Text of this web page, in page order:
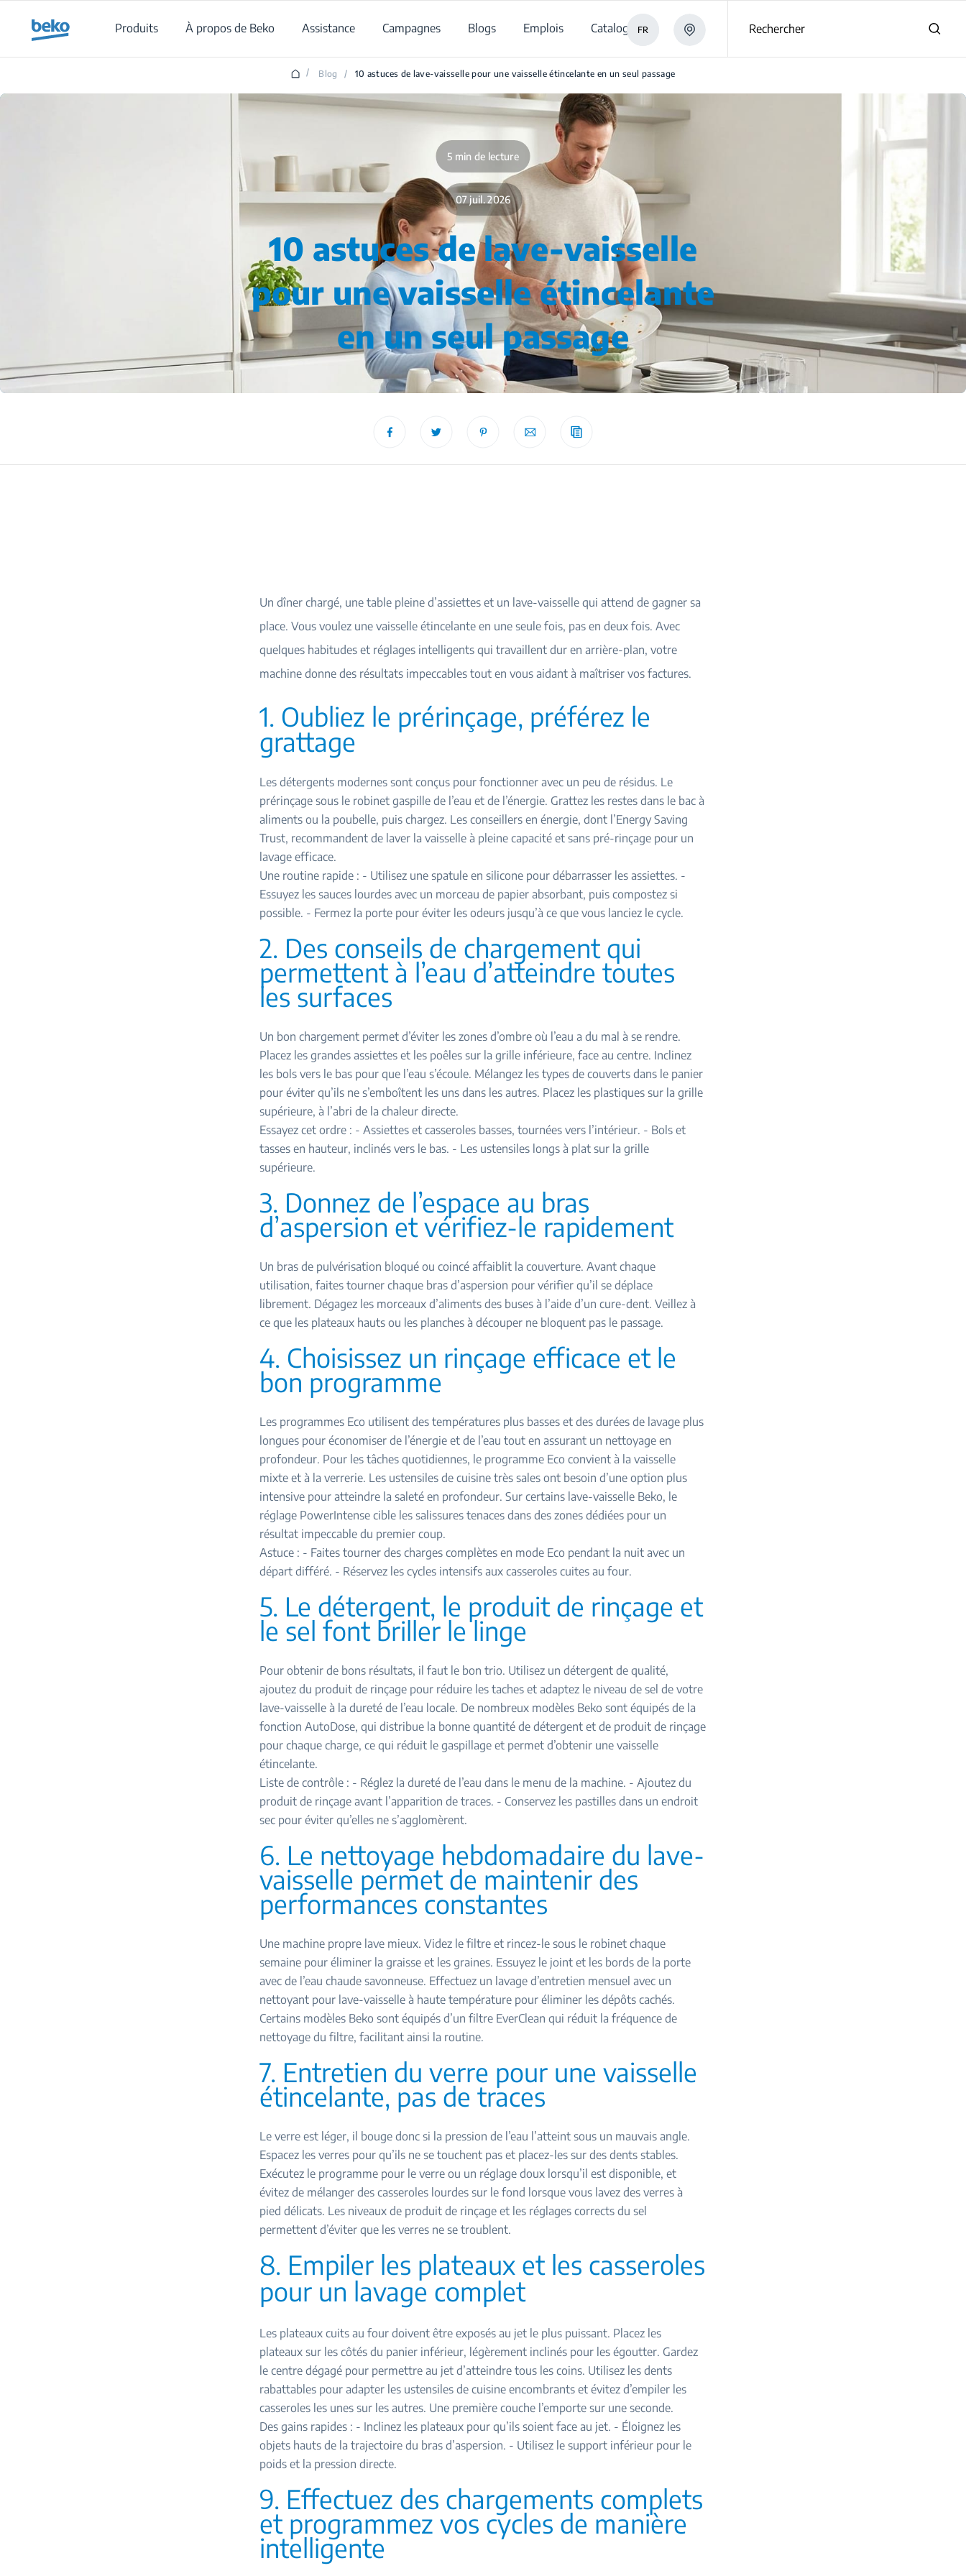
Produits
À propos de Beko Assistance Campagnes Blogs Emplois Catalogues
FR Rechercher
/ Blog / 10 astuces de lave-vaisselle pour une vaisselle étincelante en un seul passage
5 min de lecture
07 juil. 2026
10 astuces de lave-vaisselle
pour une vaisselle étincelante
en un seul passage
Un dîner chargé, une table pleine d’assiettes et un lave-vaisselle qui attend de gagner sa
place. Vous voulez une vaisselle étincelante en une seule fois, pas en deux fois. Avec
quelques habitudes et réglages intelligents qui travaillent dur en arrière-plan, votre
machine donne des résultats impeccables tout en vous aidant à maîtriser vos factures.
1. Oubliez le prérinçage, préférez le
grattage
Les détergents modernes sont conçus pour fonctionner avec un peu de résidus. Le
prérinçage sous le robinet gaspille de l’eau et de l’énergie. Grattez les restes dans le bac à
aliments ou la poubelle, puis chargez. Les conseillers en énergie, dont l’Energy Saving
Trust, recommandent de laver la vaisselle à pleine capacité et sans pré-rinçage pour un
lavage efficace.
Une routine rapide : - Utilisez une spatule en silicone pour débarrasser les assiettes. -
Essuyez les sauces lourdes avec un morceau de papier absorbant, puis compostez si
possible. - Fermez la porte pour éviter les odeurs jusqu’à ce que vous lanciez le cycle.
2. Des conseils de chargement qui
permettent à l’eau d’atteindre toutes
les surfaces
Un bon chargement permet d’éviter les zones d’ombre où l’eau a du mal à se rendre.
Placez les grandes assiettes et les poêles sur la grille inférieure, face au centre. Inclinez
les bols vers le bas pour que l’eau s’écoule. Mélangez les types de couverts dans le panier
pour éviter qu’ils ne s’emboîtent les uns dans les autres. Placez les plastiques sur la grille
supérieure, à l’abri de la chaleur directe.
Essayez cet ordre : - Assiettes et casseroles basses, tournées vers l’intérieur. - Bols et
tasses en hauteur, inclinés vers le bas. - Les ustensiles longs à plat sur la grille
supérieure.
3. Donnez de l’espace au bras
d’aspersion et vérifiez-le rapidement
Un bras de pulvérisation bloqué ou coincé affaiblit la couverture. Avant chaque
utilisation, faites tourner chaque bras d’aspersion pour vérifier qu’il se déplace
librement. Dégagez les morceaux d’aliments des buses à l’aide d’un cure-dent. Veillez à
ce que les plateaux hauts ou les planches à découper ne bloquent pas le passage.
4. Choisissez un rinçage efficace et le
bon programme
Les programmes Eco utilisent des températures plus basses et des durées de lavage plus
longues pour économiser de l’énergie et de l’eau tout en assurant un nettoyage en
profondeur. Pour les tâches quotidiennes, le programme Eco convient à la vaisselle
mixte et à la verrerie. Les ustensiles de cuisine très sales ont besoin d’une option plus
intensive pour atteindre la saleté en profondeur. Sur certains lave-vaisselle Beko, le
réglage PowerIntense cible les salissures tenaces dans des zones dédiées pour un
résultat impeccable du premier coup.
Astuce : - Faites tourner des charges complètes en mode Eco pendant la nuit avec un
départ différé. - Réservez les cycles intensifs aux casseroles cuites au four.
5. Le détergent, le produit de rinçage et
le sel font briller le linge
Pour obtenir de bons résultats, il faut le bon trio. Utilisez un détergent de qualité,
ajoutez du produit de rinçage pour réduire les taches et adaptez le niveau de sel de votre
lave-vaisselle à la dureté de l’eau locale. De nombreux modèles Beko sont équipés de la
fonction AutoDose, qui distribue la bonne quantité de détergent et de produit de rinçage
pour chaque charge, ce qui réduit le gaspillage et permet d’obtenir une vaisselle
étincelante.
Liste de contrôle : - Réglez la dureté de l’eau dans le menu de la machine. - Ajoutez du
produit de rinçage avant l’apparition de traces. - Conservez les pastilles dans un endroit
sec pour éviter qu’elles ne s’agglomèrent.
6. Le nettoyage hebdomadaire du lave-
vaisselle permet de maintenir des
performances constantes
Une machine propre lave mieux. Videz le filtre et rincez-le sous le robinet chaque
semaine pour éliminer la graisse et les graines. Essuyez le joint et les bords de la porte
avec de l’eau chaude savonneuse. Effectuez un lavage d’entretien mensuel avec un
nettoyant pour lave-vaisselle à haute température pour éliminer les dépôts cachés.
Certains modèles Beko sont équipés d’un filtre EverClean qui réduit la fréquence de
nettoyage du filtre, facilitant ainsi la routine.
7. Entretien du verre pour une vaisselle
étincelante, pas de traces
Le verre est léger, il bouge donc si la pression de l’eau l’atteint sous un mauvais angle.
Espacez les verres pour qu’ils ne se touchent pas et placez-les sur des dents stables.
Exécutez le programme pour le verre ou un réglage doux lorsqu’il est disponible, et
évitez de mélanger des casseroles lourdes sur le fond lorsque vous lavez des verres à
pied délicats. Les niveaux de produit de rinçage et les réglages corrects du sel
permettent d’éviter que les verres ne se troublent.
8. Empiler les plateaux et les casseroles
pour un lavage complet
Les plateaux cuits au four doivent être exposés au jet le plus puissant. Placez les
plateaux sur les côtés du panier inférieur, légèrement inclinés pour les égoutter. Gardez
le centre dégagé pour permettre au jet d’atteindre tous les coins. Utilisez les dents
rabattables pour adapter les ustensiles de cuisine encombrants et évitez d’empiler les
casseroles les unes sur les autres. Une première couche l’emporte sur une seconde.
Des gains rapides : - Inclinez les plateaux pour qu’ils soient face au jet. - Éloignez les
objets hauts de la trajectoire du bras d’aspersion. - Utilisez le support inférieur pour le
poids et la pression directe.
9. Effectuez des chargements complets
et programmez vos cycles de manière
intelligente